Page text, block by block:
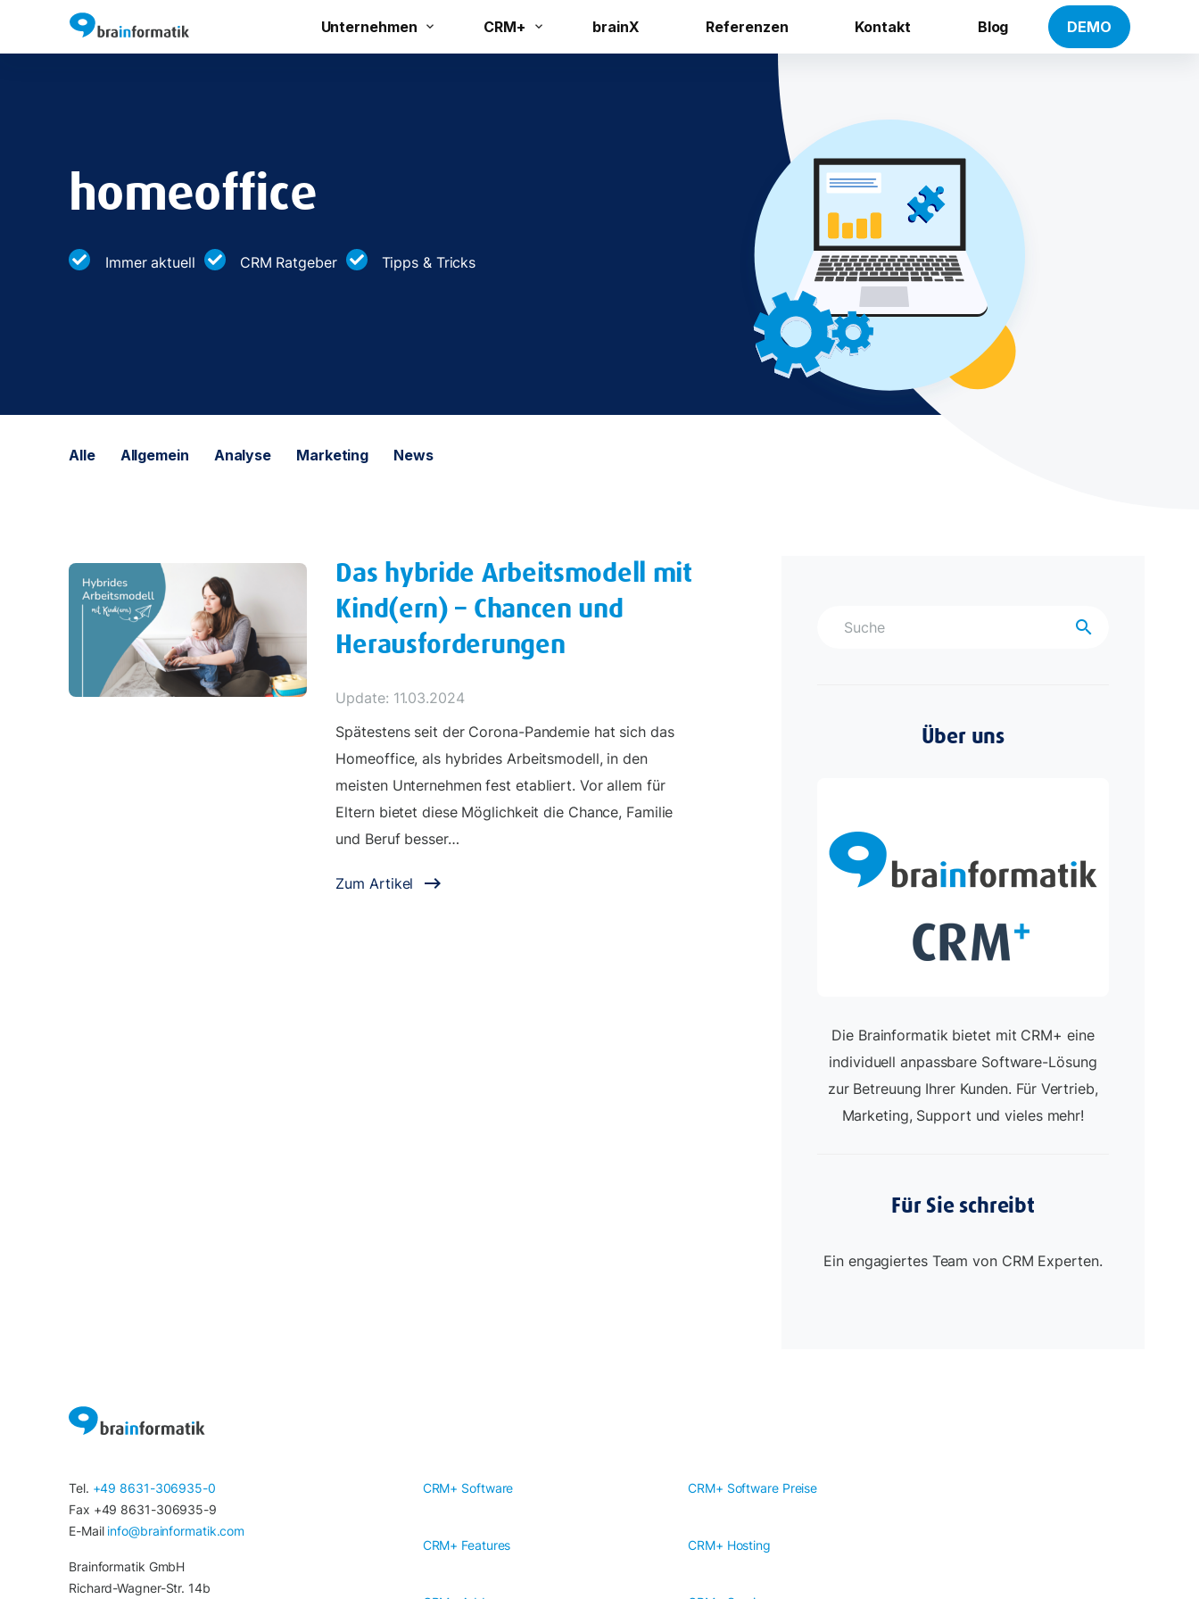
Unternehmen CRM+ brainX Referenzen Kontakt Blog DEMO
homeoffice
Immer aktuell CRM Ratgeber Tipps & Tricks
Alle Allgemein Analyse Marketing News
Das hybride Arbeitsmodell mit
Kind(ern) – Chancen und
Herausforderungen
Update: 11.03.2024
Spätestens seit der Corona-Pandemie hat sich das
Homeoffice, als hybrides Arbeitsmodell, in den
meisten Unternehmen fest etabliert. Vor allem für
Eltern bietet diese Möglichkeit die Chance, Familie
und Beruf besser…
Zum Artikel
search
Über uns
Die Brainformatik bietet mit CRM+ eine
individuell anpassbare Software-Lösung
zur Betreuung Ihrer Kunden. Für Vertrieb,
Marketing, Support und vieles mehr!
Für Sie schreibt
Ein engagiertes Team von CRM Experten.
Tel. +49 8631-306935-0
Fax +49 8631-306935-9
E-Mail info@brainformatik.com
Brainformatik GmbH
Richard-Wagner-Str. 14b
CRM+ Software CRM+ Software Preise
CRM+ Features CRM+ Hosting